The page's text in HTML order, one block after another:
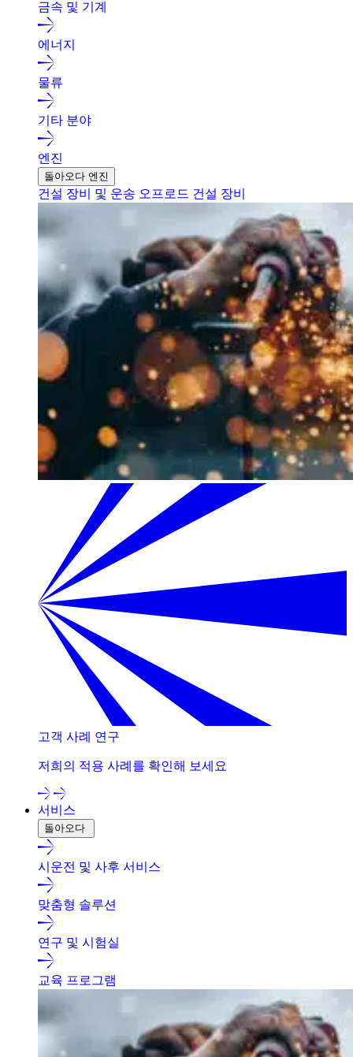
금속 및 기계
에너지
물류
기타 분야
엔진
돌아오다 엔진
건설 장비 및 운송 오프로드 건설 장비
고객 사례 연구
저희의 적용 사례를 확인해 보세요
서비스
돌아오다
시운전 및 사후 서비스
맞춤형 솔루션
연구 및 시험실
교육 프로그램